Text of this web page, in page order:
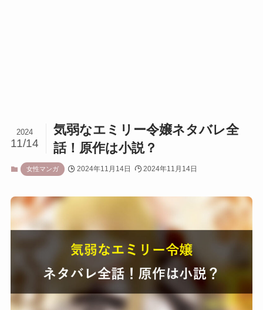
気弱なエミリー令嬢ネタバレ全
話！原作は小説？
2024
11/14
女性マンガ 2024年11月14日 2024年11月14日